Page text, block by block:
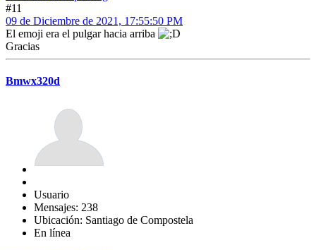
#11
09 de Diciembre de 2021, 17:55:50 PM
El emoji era el pulgar hacia arriba
Gracias
Bmwx320d
Usuario
Mensajes: 238
Ubicación: Santiago de Compostela
En línea